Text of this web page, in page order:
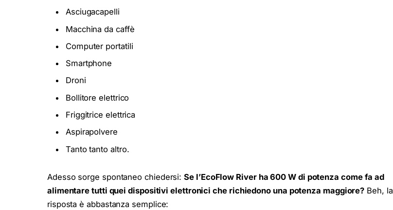
Asciugacapelli
Macchina da caffè
Computer portatili
Smartphone
Droni
Bollitore elettrico
Friggitrice elettrica
Aspirapolvere
Tanto tanto altro.
Adesso sorge spontaneo chiedersi:Se l’EcoFlow River ha 600 W di potenza come fa ad
alimentare tutti quei dispositivi elettronici che richiedono una potenza maggiore? Beh, la
risposta è abbastanza semplice: